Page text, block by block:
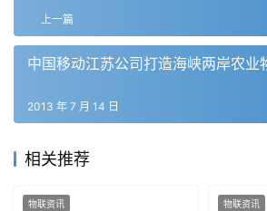
上一篇
中国移动江苏公司打造海峡两岸农业
2013 年 7 月 14 日
相关推荐
物联资讯 物联资讯